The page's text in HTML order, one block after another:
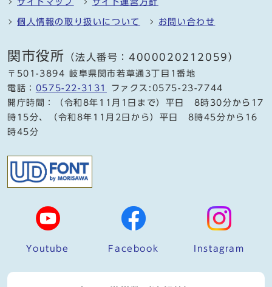
サイトマップ サイト運営方針
個人情報の取り扱いについて お問い合わせ
関市役所 （法人番号：4000020212059）
〒501-3894 岐阜県関市若草通3丁目1番地
電話： 0575-22-3131
ファクス:0575-23-7744
開庁時間：（令和8年11月1日まで）平日 8時30分から17
時15分、（令和8年11月2日から）平日 8時45分から16
時45分
Youtube Facebook Instagram